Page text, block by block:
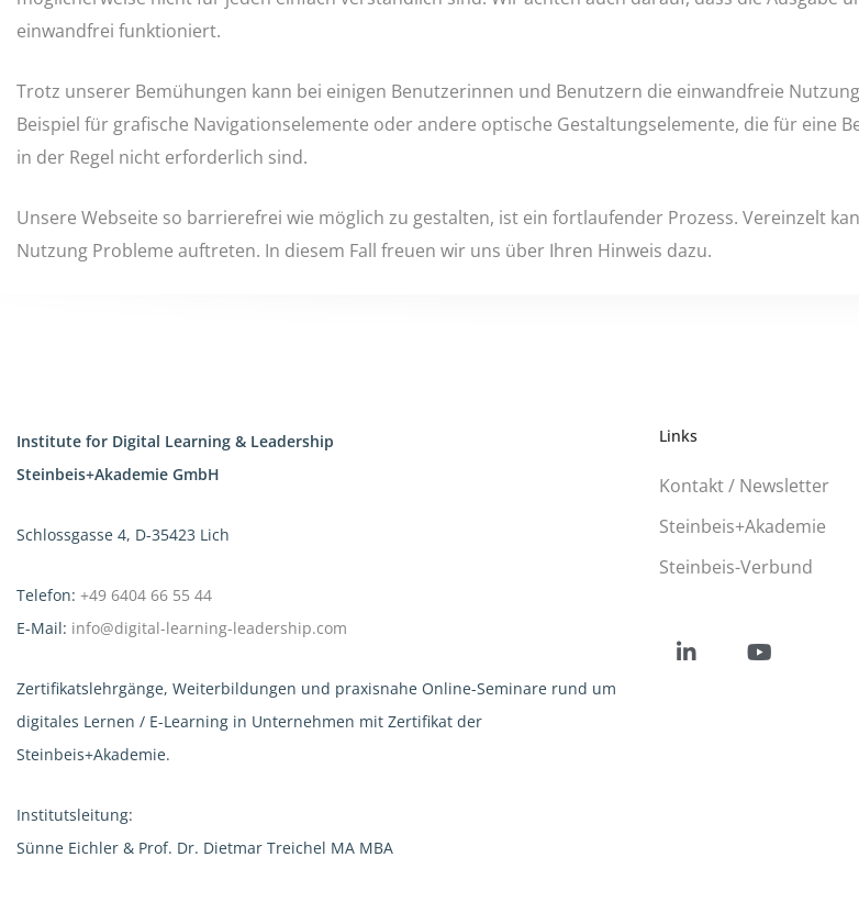
einwandfrei funktioniert.
Trotz unserer Bemühungen kann bei einigen Benutzerinnen und Benutzern die einwandfreie
Beispiel für grafische Navigationselemente oder andere optische Gestaltungselemente, die für eine
in der Regel nicht erforderlich sind.
Unsere Webseite so barrierefrei wie möglich zu gestalten, ist ein fortlaufender Prozess. Vereinzelt
Nutzung Probleme auftreten. In diesem Fall freuen wir uns über Ihren Hinweis dazu.
Institute for Digital Learning & Leadership
Steinbeis+Akademie GmbH
Schlossgasse 4, D-35423 Lich
Telefon: +49 6404 66 55 44
E-Mail: info@digital-learning-leadership.com
Zertifikatslehrgänge, Weiterbildungen und praxisnahe Online-Seminare rund um
digitales Lernen / E-Learning in Unternehmen mit Zertifikat der
Steinbeis+Akademie.
Institutsleitung:
Sünne Eichler & Prof. Dr. Dietmar Treichel MA MBA
Links
Kontakt / Newsletter
Steinbeis+Akademie
Steinbeis-Verbund